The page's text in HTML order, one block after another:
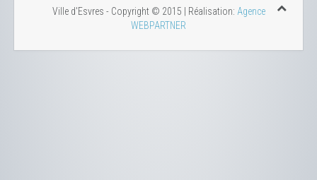
Ville d'Esvres - Copyright © 2015 | Réalisation: Agence
WEBPARTNER